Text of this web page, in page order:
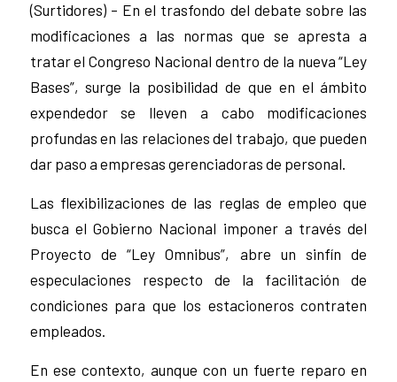
(Surtidores) – En el trasfondo del debate sobre las
modificaciones a las normas que se apresta a
tratar el Congreso Nacional dentro de la nueva “Ley
Bases”, surge la posibilidad de que en el ámbito
expendedor se lleven a cabo modificaciones
profundas en las relaciones del trabajo, que pueden
dar paso a empresas gerenciadoras de personal.
Las flexibilizaciones de las reglas de empleo que
busca el Gobierno Nacional imponer a través del
Proyecto de “Ley Omnibus”, abre un sinfín de
especulaciones respecto de la facilitación de
condiciones para que los estacioneros contraten
empleados.
En ese contexto, aunque con un fuerte reparo en